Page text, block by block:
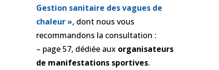
Gestion sanitaire des vagues de
chaleur », dont nous vous
recommandons la consultation :
– page 57, dédiée aux organisateurs
de manifestations sportives.